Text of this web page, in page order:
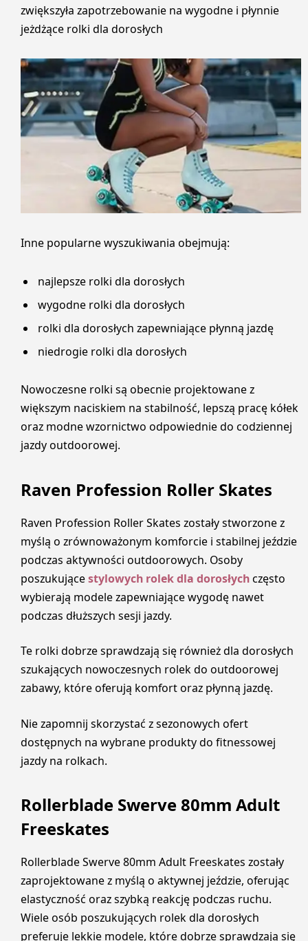
zwiększyła zapotrzebowanie na wygodne i płynnie
jeżdżące rolki dla dorosłych
Inne popularne wyszukiwania obejmują:
najlepsze rolki dla dorosłych
wygodne rolki dla dorosłych
rolki dla dorosłych zapewniające płynną jazdę
niedrogie rolki dla dorosłych
Nowoczesne rolki są obecnie projektowane z
większym naciskiem na stabilność, lepszą pracę kółek
oraz modne wzornictwo odpowiednie do codziennej
jazdy outdoorowej.
Raven Profession Roller Skates
Raven Profession Roller Skates zostały stworzone z
myślą o zrównoważonym komforcie i stabilnej jeździe
podczas aktywności outdoorowych. Osoby
poszukującestylowych rolek dla dorosłychczęsto
wybierają modele zapewniające wygodę nawet
podczas dłuższych sesji jazdy.
Te rolki dobrze sprawdzają się również dla dorosłych
szukających nowoczesnych rolek do outdoorowej
zabawy, które oferują komfort oraz płynną jazdę.
Nie zapomnij skorzystać z sezonowych ofert
dostępnych na wybrane produkty do fitnessowej
jazdy na rolkach.
Rollerblade Swerve 80mm Adult
Freeskates
Rollerblade Swerve 80mm Adult Freeskates zostały
zaprojektowane z myślą o aktywnej jeździe, oferując
elastyczność oraz szybką reakcję podczas ruchu.
Wiele osób poszukujących rolek dla dorosłych
preferuje lekkie modele, które dobrze sprawdzają się